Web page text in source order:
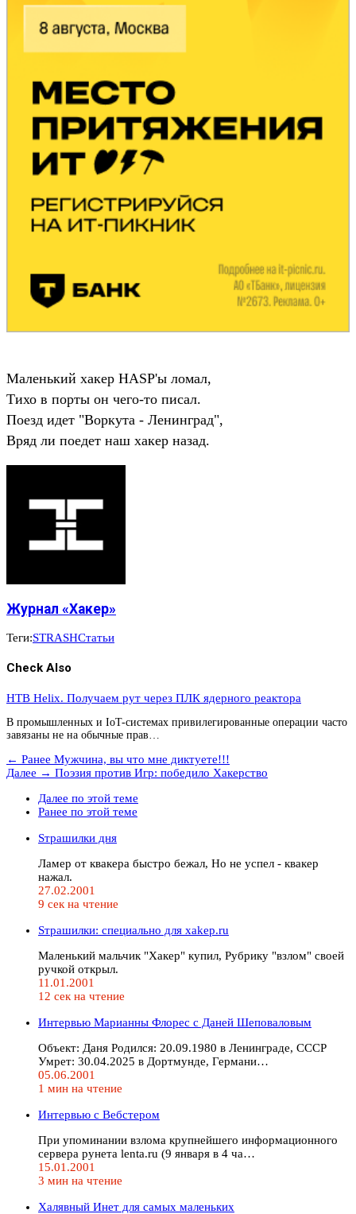
Маленький хакер HASP'ы ломал,
Тихо в порты он чего-то писал.
Поезд идет "Воркута - Ленинград",
Вряд ли поедет наш хакер назад.
Журнал «Хакер»
Теги:STRASHСтатьи
Check Also
HTB Helix. Получаем рут через ПЛК ядерного реактора
В промышленных и IoT-системах привилегированные операции часто
завязаны не на обычные прав…
← Ранее Мужчина, вы что мне диктуетe!!!
Далее → Поэзия против Игр: победило Хакерство
Далее по этой теме
Ранее по этой теме
Sтрашилки дня
Ламер от квакера быстро бежал, Но не успел - квакер
нажал.
27.02.2001
9 сек на чтение
Sтрашилки: специально для xakep.ru
Маленький мальчик "Хакер" купил, Рубрику "взлом" своей
ручкой открыл.
11.01.2001
12 сек на чтение
Интервью Марианны Флорес с Даней Шеповаловым
Объект: Даня Родился: 20.09.1980 в Ленинграде, СССР
Умрет: 30.04.2025 в Дортмунде, Германи…
05.06.2001
1 мин на чтение
Интервью с Вебстером
При упоминании взлома крупнейшего информационного
сервера рунета lenta.ru (9 января в 4 ча…
15.01.2001
3 мин на чтение
Халявный Инет для самых маленьких